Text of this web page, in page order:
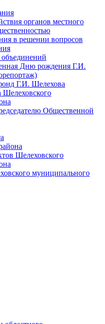
органов местного
в решении вопросов
Дню рождения Г.И.
Г.И. Шелехова
Шелеховского
Общественной
Шелеховского
муниципального